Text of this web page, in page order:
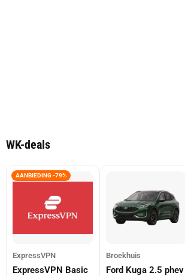
WK-deals
AANBIEDING -79%
ExpressVPN
ExpressVPN Basic
Broekhuis
Ford Kuga 2.5 phev